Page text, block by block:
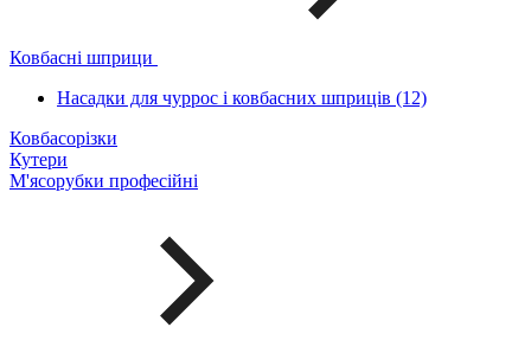
Ковбасні шприци
Насадки для чуррос і ковбасних шприців (12)
Ковбасорізки
Кутери
М'ясорубки професійні